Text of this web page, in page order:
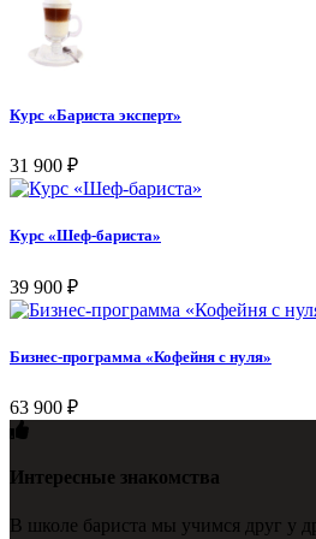
Курс «Бариста эксперт»
31 900 ₽
Курс «Шеф-бариста»
39 900 ₽
Бизнес-программа «Кофейня с нуля»
63 900 ₽
Интересные знакомства
В школе бариста мы учимся друг у